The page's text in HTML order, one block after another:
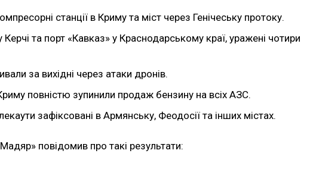
станції в Криму та міст через Генічеську протоку.
та порт «Кавказ» у Краснодарському краї, уражені чотири
за вихідні через атаки дронів.
повністю зупинили продаж бензину на всіх АЗС.
зафіксовані в Армянську, Феодосії та інших містах.
повідомив про такі результати: